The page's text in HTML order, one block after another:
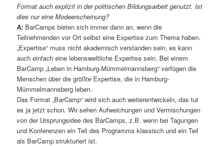
Format auch explizit in der politischen Bildungsarbeit genutzt. Ist
dies nur eine Modeerscheinung?
A: BarCamps bieten sich immer dann an, wenn die
Teilnehmenden vor Ort selbst eine Expertise zum Thema haben.
„Expertise“ muss nicht akademisch verstanden sein, es kann
auch einfach eine lebensweltliche Expertise sein. Bei einem
BarCamp „Leben in Hamburg-Mümmelmannsberg“ verfügen die
Menschen über die größte Expertise, die in Hamburg-
Mümmelmannsberg leben.
Das Format „BarCamp“ wird sich auch weiterentwickeln, das tut
es ja jetzt schon. Wir sehen Aufweichungen und Vermischungen
von der Ursprungsidee des BarCamps, z.B. wenn bei Tagungen
und Konferenzen ein Teil des Programms klassisch und ein Teil
als BarCamp strukturiert ist.